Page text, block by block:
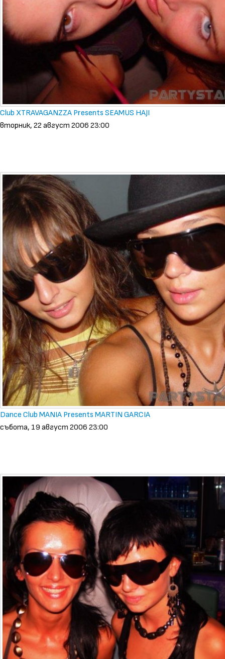
Club XTRAVAGANZZA Presents SEAMUS HAJI
вторник, 22 август 2006 23:00
Dance Club MANIA Presents MARTIN GARCIA
събота, 19 август 2006 23:00